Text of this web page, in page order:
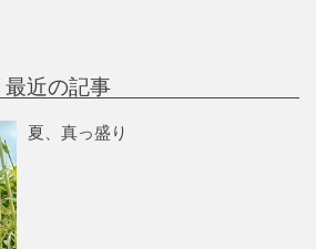
最近の記事
夏、真っ盛り